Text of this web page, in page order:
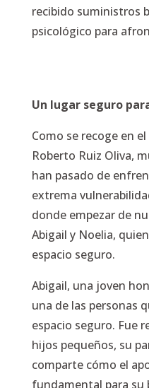
recibido suministros
psicológico para
Un lugar seguro
Como se recoge en
Roberto Ruiz Oliva,
han pasado de
extrema
donde empezar de
Abigail y Noelia,
espacio seguro.
Abigail, una joven
una de las personas
espacio seguro. Fue
hijos pequeños, su
comparte cómo el
fundamental para su